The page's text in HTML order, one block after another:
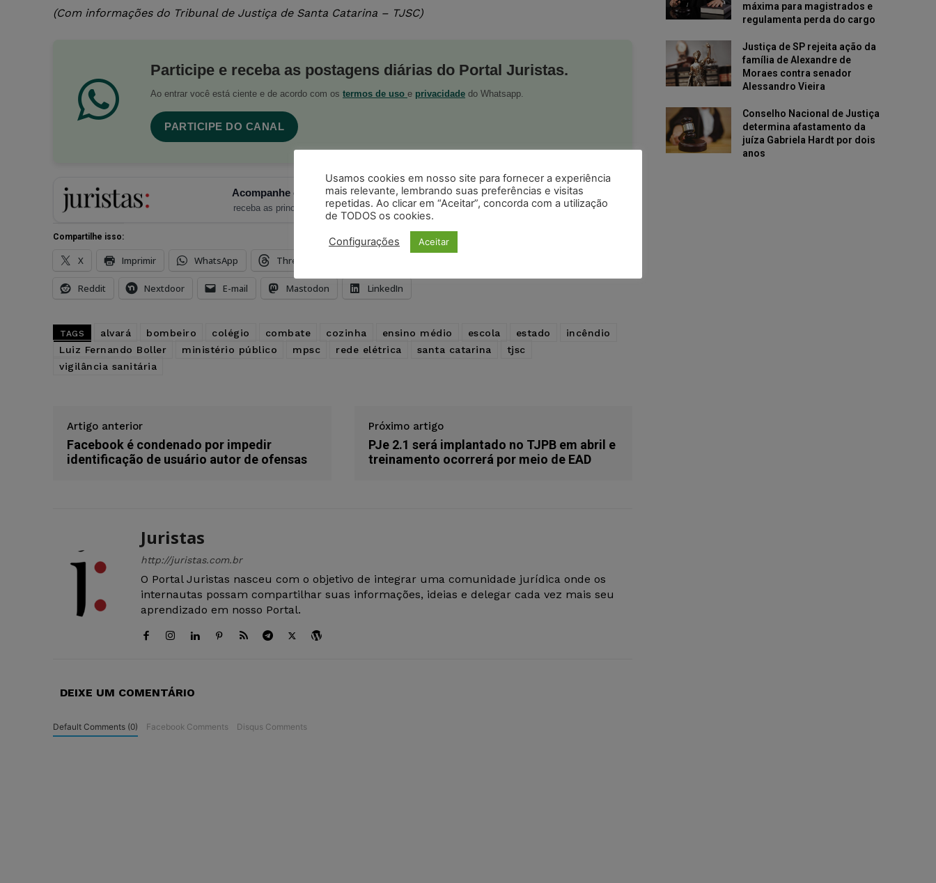
(Com informações do Tribunal de Justiça de Santa Catarina – TJSC)
Participe e receba as postagens diárias do Portal Juristas.
Ao entrar você está ciente e de acordo com os termos de uso e privacidade do Whatsapp.
PARTICIPE DO CANAL
Acompanhe o Juristas no Google News
receba as principais notícias jurídicas do Brasil
Seguir no Google
Compartilhe isso:
X Imprimir WhatsApp Threads
Reddit Nextdoor E-mail Mastodon LinkedIn
TAGS alvará bombeiro colégio combate cozinha ensino médio escola estado
incêndio
Luiz Fernando Boller
ministério público mpsc rede elétrica santa catarina
tjsc
vigilância sanitária
Artigo anterior
Facebook é condenado por impedir
identificação de usuário autor de ofensas
Próximo artigo
PJe 2.1 será implantado no TJPB em abril e
treinamento ocorrerá por meio de EAD
Juristas
http://juristas.com.br
O Portal Juristas nasceu com o objetivo de integrar uma comunidade jurídica onde os
internautas possam compartilhar suas informações, ideias e delegar cada vez mais seu
aprendizado em nosso Portal.
DEIXE UM COMENTÁRIO
Default Comments (0) Facebook Comments Disqus Comments
máxima para magistrados e
regulamenta perda do cargo
Justiça de SP rejeita ação da
família de Alexandre de
Moraes contra senador
Alessandro Vieira
Conselho Nacional de Justiça
determina afastamento da
juíza Gabriela Hardt por dois
anos
Usamos cookies em nosso site para fornecer a experiência
mais relevante, lembrando suas preferências e visitas
repetidas. Ao clicar em “Aceitar”, concorda com a utilização
de TODOS os cookies.
Configurações Aceitar